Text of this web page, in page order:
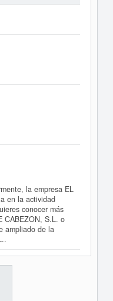
la empresa EL
en la actividad
conocer más
CABEZON, S.L. o
ampliado de la